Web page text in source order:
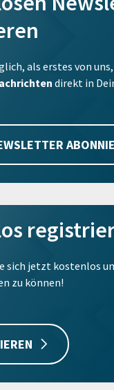
als erstes von
direkt in
sich jetzt kostenlos
zu können!